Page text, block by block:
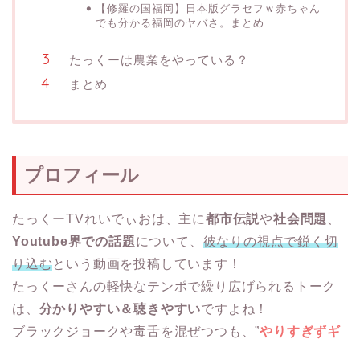
【修羅の国福岡】日本版グラセフｗ赤ちゃん
でも分かる福岡のヤバさ。まとめ
たっくーは農業をやっている？
まとめ
プロフィール
たっくーTVれいでぃおは、主に都市伝説や社会問題
Youtube界での話題について、 彼なりの視点で鋭く切
り込むという動画を投稿しています！
たっくーさんの軽快なテンポで繰り広げられるトーク
は、 分かりやすい＆聴きやすいですよね！
ブラックジョークや毒舌を混ぜつつも、”やりすぎずギ